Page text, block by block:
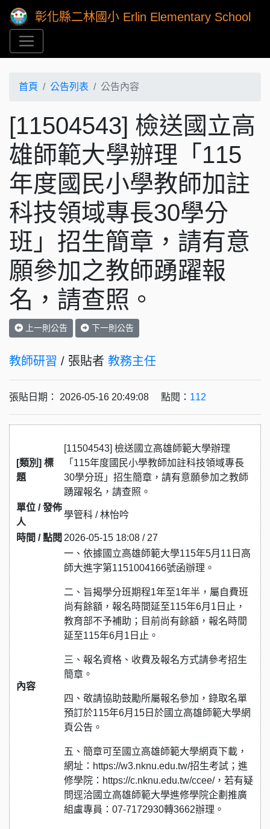
彰化縣二林國小 Erlin Elementary School
首頁 公告列表 公告內容
[11504543] 檢送國立高
雄師範大學辦理「115
年度國民小學教師加註
科技領域專長30學分
班」招生簡章，請有意
願參加之教師踴躍報
名，請查照。
上一則公告 下一則公告
教師研習 / 張貼者 教務主任
張貼日期： 2026-05-16 20:49:08 點閱： 112
[類別] 標
題
[11504543] 檢送國立高雄師範大學辦理
「115年度國民小學教師加註科技領域專長
30學分班」招生簡章，請有意願參加之教師
踴躍報名，請查照。
單位 / 發佈
人
學管科 / 林怡吟
時間 / 點閱 2026-05-15 18:08 / 27
內容
一、依據國立高雄師範大學115年5月11日高
師大進字第1151004166號函辦理。
二、旨揭學分班期程1年至1年半，屬自費班
尚有餘額，報名時間延至115年6月1日止，
教育部不予補助；目前尚有餘額，報名時間
延至115年6月1日止。
三、報名資格、收費及報名方式請參考招生
簡章。
四、敬請協助鼓勵所屬報名參加，錄取名單
預訂於115年6月15日於國立高雄師範大學網
頁公告。
五、簡章可至國立高雄師範大學網頁下載，
網址：https://w3.nknu.edu.tw/招生考試；進
修學院：https://c.nknu.edu.tw/ccee/，若有疑
問逕洽國立高雄師範大學進修學院企劃推廣
組盧專員：07-7172930轉3662辦理。